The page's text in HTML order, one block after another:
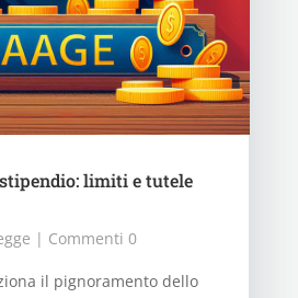
limiti e tutele
| Commenti 0
il pignoramento dello